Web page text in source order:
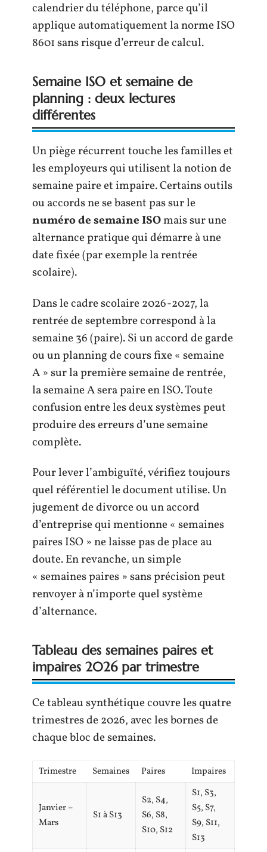
calendrier du téléphone, parce qu’il
applique automatiquement la norme ISO
8601 sans risque d’erreur de calcul.
Semaine ISO et semaine de
planning : deux lectures
différentes
Un piège récurrent touche les familles et
les employeurs qui utilisent la notion de
semaine paire et impaire. Certains outils
ou accords ne se basent pas sur le
numéro de semaine ISOmais sur une
alternance pratique qui démarre à une
date fixée (par exemple la rentrée
scolaire).
Dans le cadre scolaire 2026-2027, la
rentrée de septembre correspond à la
semaine 36 (paire). Si un accord de garde
ou un planning de cours fixe « semaine
A » sur la première semaine de rentrée,
la semaine A sera paire en ISO. Toute
confusion entre les deux systèmes peut
produire des erreurs d’une semaine
complète.
Pour lever l’ambiguïté, vérifiez toujours
quel référentiel le document utilise. Un
jugement de divorce ou un accord
d’entreprise qui mentionne « semaines
paires ISO » ne laisse pas de place au
doute. En revanche, un simple
« semaines paires » sans précision peut
renvoyer à n’importe quel système
d’alternance.
Tableau des semaines paires et
impaires 2026 par trimestre
Ce tableau synthétique couvre les quatre
trimestres de 2026, avec les bornes de
chaque bloc de semaines.
Trimestre Semaines Paires Impaires
Janvier –
Mars
S1 à S13
S2, S4,
S6, S8,
S10, S12
S1, S3,
S5, S7,
S9, S11,
S13